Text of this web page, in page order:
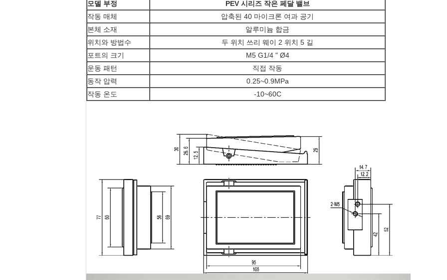
모델 부정
PEV 시리즈 작은 페달 밸브
작동 매체
압축된 40 마이크론 여과 공기
본체 소재
알루미늄 합금
위치와 방법수
두 위치 쓰리 웨이 2 위치 5 길
포트의 크기
M5 G1/4 " Ø4
운동 패턴
직접 작동
동작 압력
0.25~0.9MPa
작동 온도
-10~60C